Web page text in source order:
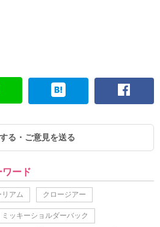
る・ご意見を送る
ワード
アム クロージアー
ミッキーショルダーバック